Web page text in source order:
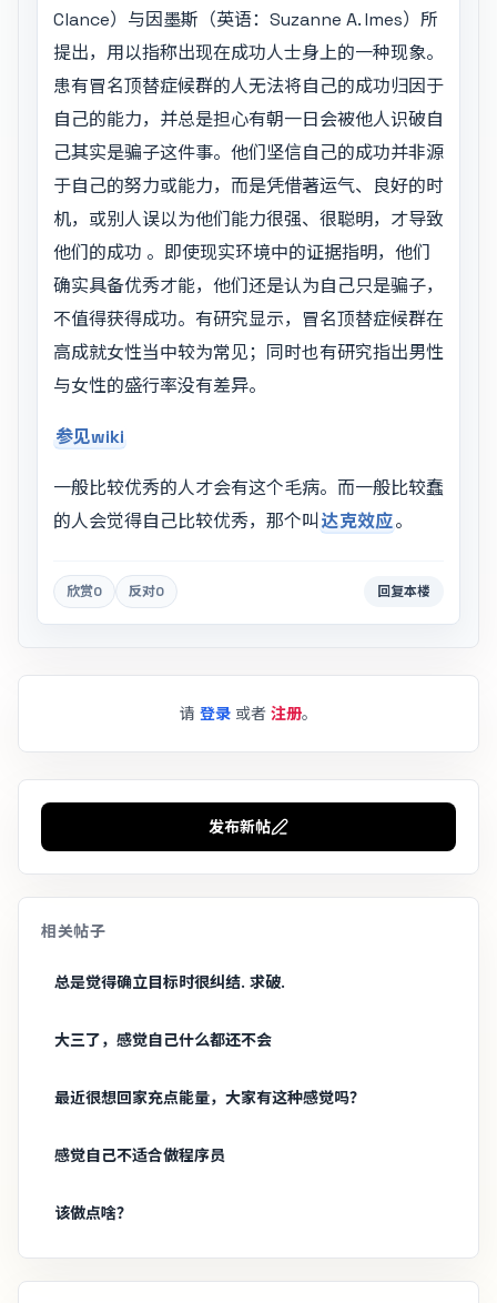
Clance）与因墨斯（英语：Suzanne A. Imes）所
提出，用以指称出现在成功人士身上的一种现象。
患有冒名顶替症候群的人无法将自己的成功归因于
自己的能力，并总是担心有朝一日会被他人识破自
己其实是骗子这件事。他们坚信自己的成功并非源
于自己的努力或能力，而是凭借著运气、良好的时
机，或别人误以为他们能力很强、很聪明，才导致
他们的成功 。即使现实环境中的证据指明，他们
确实具备优秀才能，他们还是认为自己只是骗子，
不值得获得成功。有研究显示，冒名顶替症候群在
高成就女性当中较为常见；同时也有研究指出男性
与女性的盛行率没有差异。
参见wiki
一般比较优秀的人才会有这个毛病。而一般比较蠢
的人会觉得自己比较优秀，那个叫达克效应。
欣赏0 反对0 回复本楼
请 登录 或者 注册。
发布新帖
相关帖子
总是觉得确立目标时很纠结. 求破.
大三了，感觉自己什么都还不会
最近很想回家充点能量，大家有这种感觉吗？
感觉自己不适合做程序员
该做点啥？